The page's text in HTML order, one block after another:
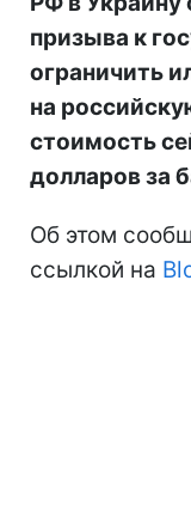
призыва к
ограничить
на
стоимость
долларов за
Об этом
ссылкой на